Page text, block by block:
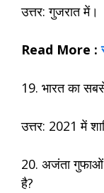
उत्तर: गुजरात में।
Read More :
19. भारत का
उत्तर: 2021 में
20. अजंता गुफाओं
है?